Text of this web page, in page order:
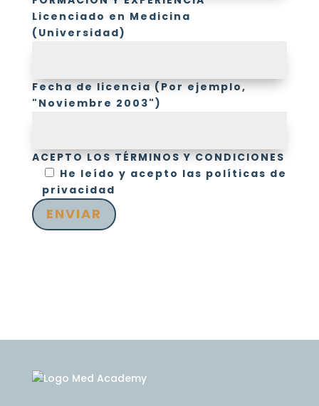
Licenciado en Medicina
(Universidad)
Fecha de licencia (Por ejemplo,
"Noviembre 2003")
ACEPTO LOS TÉRMINOS Y CONDICIONES
He leído y acepto las políticas de
privacidad
ENVIAR